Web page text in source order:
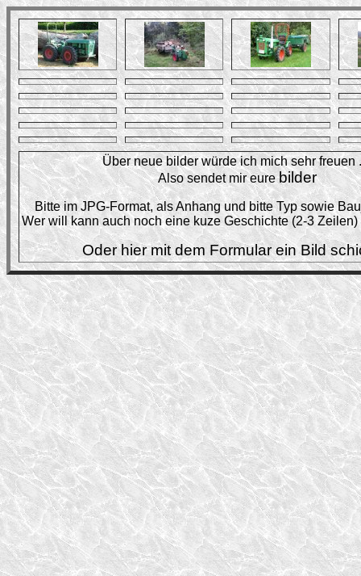
Über neue bilder würde ich mich sehr freuen
Also sendet mir eurebilder
Bitte im JPG-Format, als Anhang und bitte Typ sowie
Wer will kann auch noch eine kuze Geschichte (2-3
Oder hier mit dem Formular ein Bild